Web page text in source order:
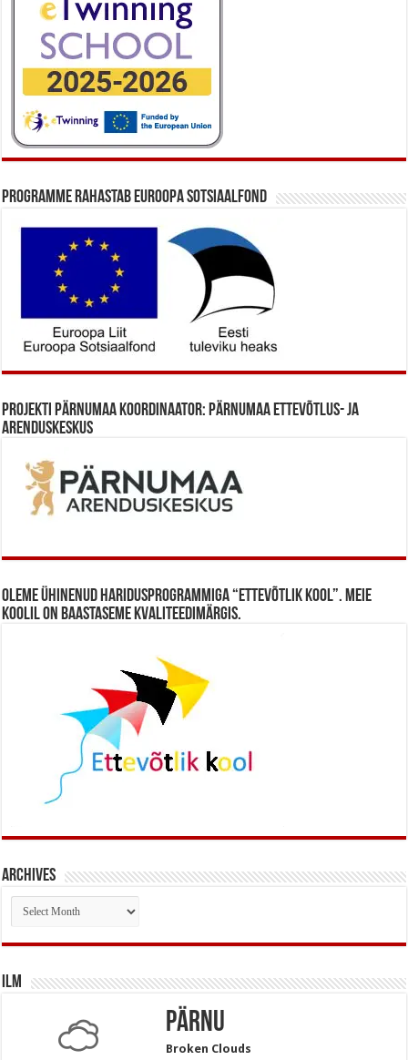
Programme rahastab Euroopa Sotsiaalfond
Projekti Pärnumaa koordinaator: Pärnumaa Ettevõtlus- ja
Arenduskeskus
Oleme ühinenud haridusprogrammiga “Ettevõtlik Kool”. Meie
koolil on baastaseme kvaliteedimärgis.
Archives
Archives
Ilm
Pärnu
Broken Clouds